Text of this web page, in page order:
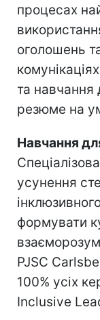
процесах
оголошень
та навчання
резюме на
Навчання
усунення
формувати
PJSC
100% усіх
Inclusive